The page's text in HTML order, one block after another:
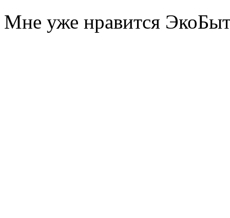
Мне уже нравится